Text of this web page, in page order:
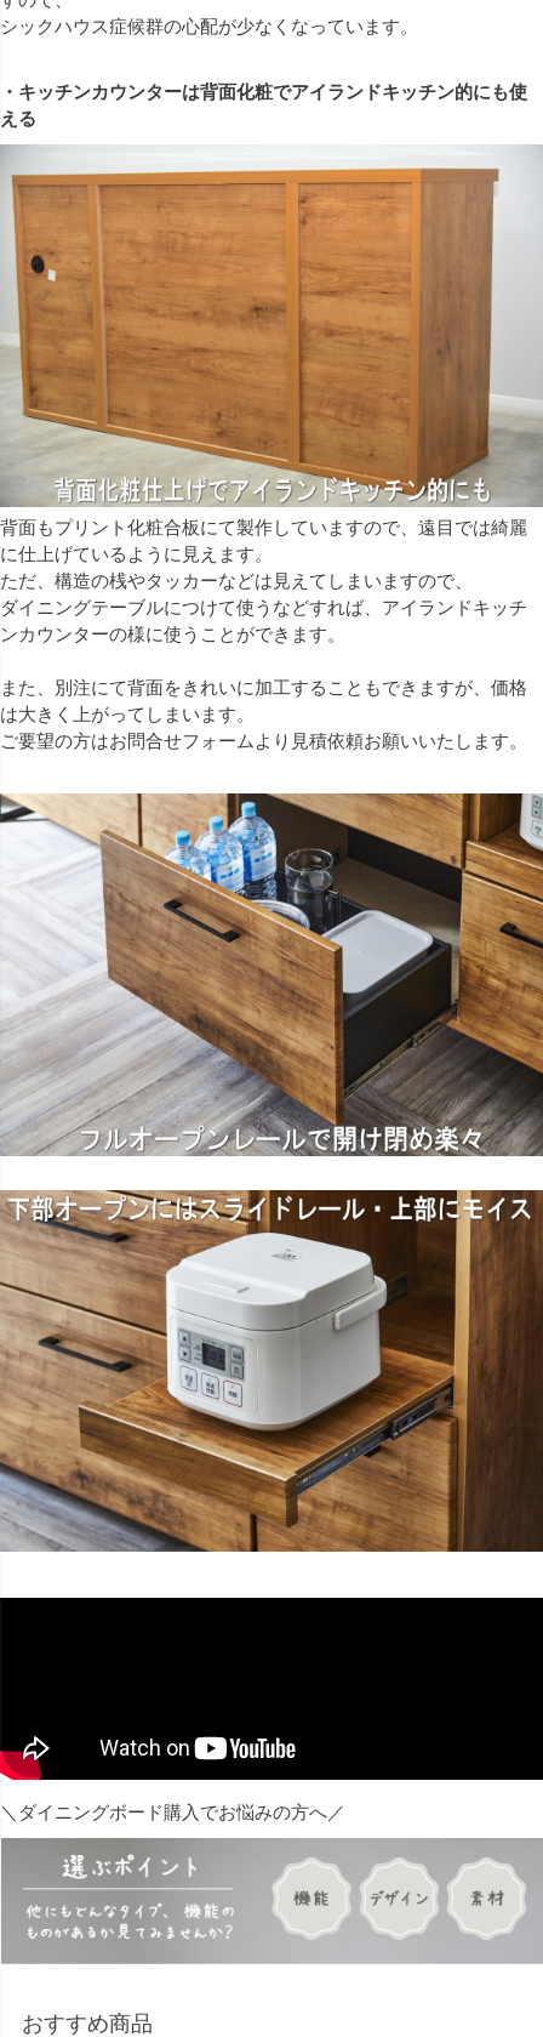
シックハウス症候群の心配が少なくなっています。
・キッチンカウンターは背面化粧でアイランドキッチン的にも使
える
背面もプリント化粧合板にて製作していますので、遠目では綺麗
に仕上げているように見えます。
ただ、構造の桟やタッカーなどは見えてしまいますので、
ダイニングテーブルにつけて使うなどすれば、アイランドキッチ
ンカウンターの様に使うことができます。
また、別注にて背面をきれいに加工することもできますが、価格
は大きく上がってしまいます。
ご要望の方はお問合せフォームより見積依頼お願いいたします。
＼ダイニングボード購入でお悩みの方へ／
おすすめ商品